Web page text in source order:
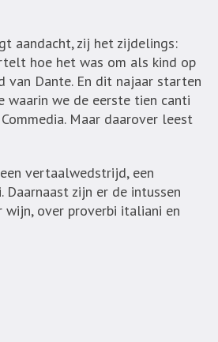
aandacht, zij het zijdelings:
hoe het was om als kind op
van Dante. En dit najaar starten
waarin we de eerste tien canti
Maar daarover leest
vertaalwedstrijd, een
Daarnaast zijn er de intussen
wijn, over proverbi italiani en